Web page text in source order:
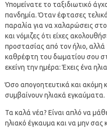
Υπομείνατε το ταξιδιωτικό
πανδημία. Όταν έφτασες
παραλία για να χαλαρώσεις
και νόμιζες ότι είχες
προστασίας από τον ήλιο, αλλά
καθρέφτη του δωματίου σου
εκείνη την ημέρα: Έχεις ένα
Όσο απογοητευτικά και ακόμη
συμβαίνουν ηλιακά εγκαύματα.
Τα καλά νέα? Είναι απλό να
ηλιακό έγκαυμα και να μην